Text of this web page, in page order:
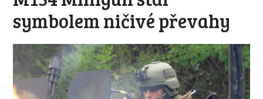
symbolem ničivé převahy